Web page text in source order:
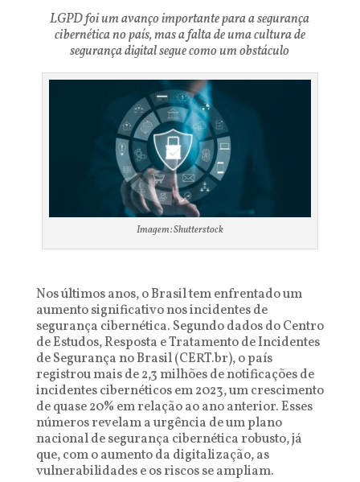
LGPD foi um avanço importante para a segurança
cibernética no país, mas a falta de uma cultura de
segurança digital segue como um obstáculo
Imagem: Shutterstock
Nos últimos anos, o Brasil tem enfrentado um
aumento significativo nos incidentes de
segurança cibernética. Segundo dados do Centro
de Estudos, Resposta e Tratamento de Incidentes
de Segurança no Brasil (CERT.br), o país
registrou mais de 2,3 milhões de notificações de
incidentes cibernéticos em 2023, um crescimento
de quase 20% em relação ao ano anterior. Esses
números revelam a urgência de um plano
nacional de segurança cibernética robusto, já
que, com o aumento da digitalização, as
vulnerabilidades e os riscos se ampliam.